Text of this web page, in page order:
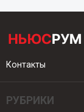
Контакты
РУБРИКИ